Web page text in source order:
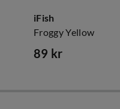
iFish
Froggy Yellow
89 kr